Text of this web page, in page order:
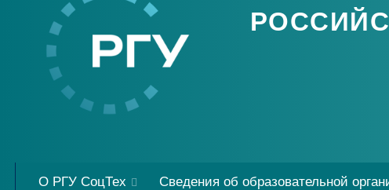
О РГУ СоцТех Сведения об образовательной